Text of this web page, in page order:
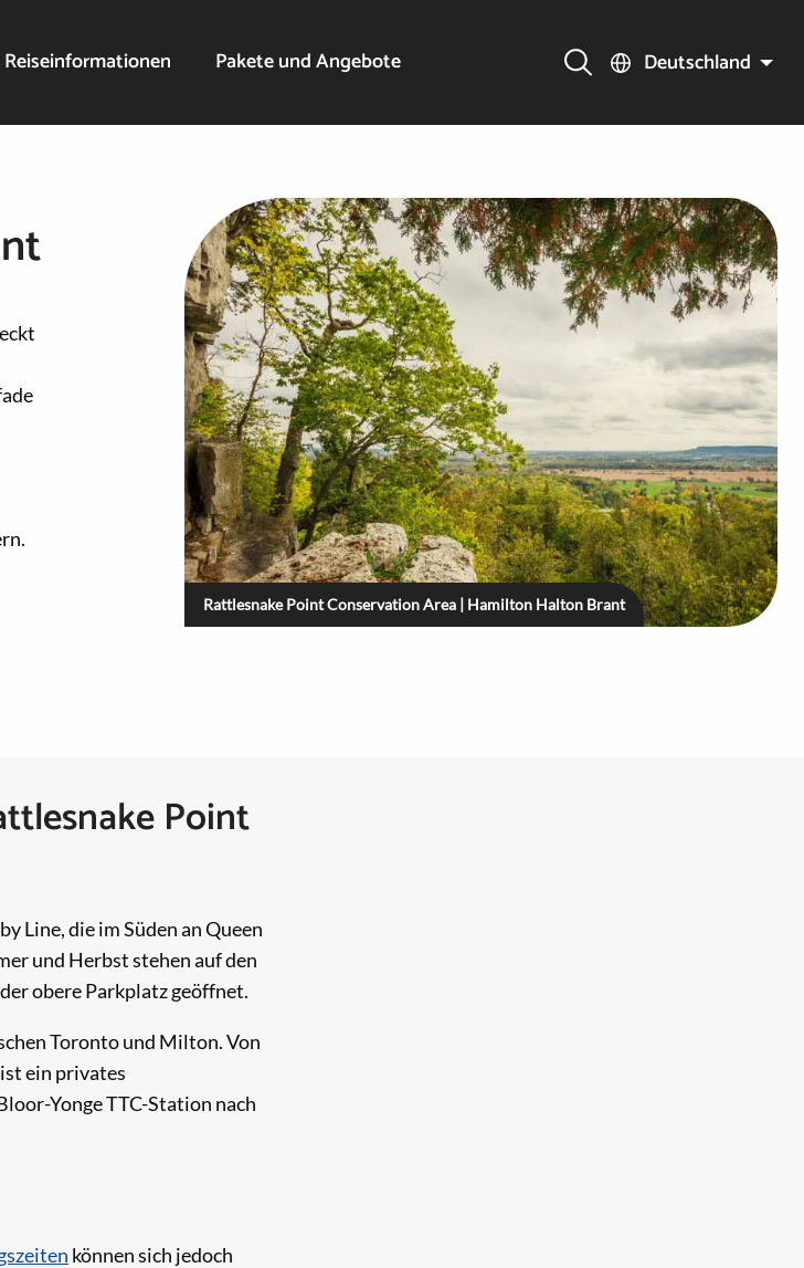
Reiseinformationen Pakete und Angebote Deutschland
Rattlesnake Point Conservation Area | Hamilton Halton Brant
Point
Line, die im Süden an Queen
und Herbst stehen auf den
obere Parkplatz geöffnet.
Toronto und Milton. Von
ist ein privates
Yonge TTC-Station nach
können sich jedoch